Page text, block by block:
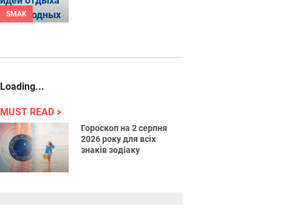
SMAK
Loading...
MUST READ
Гороскоп на 2 серпня
2026 року для всіх
знаків зодіаку